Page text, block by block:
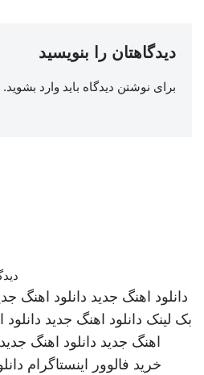
دیدگاهتان را بنویسید
برای نوشتن دیدگاه باید وارد بشوید.
دانلود اهنگ جدید دانلود اهنگ
بک لینک دانلود اهنگ جدید دانلود
اهنگ جدید دانلود اهنگ جدید
خرید فالوور اینستاگرام